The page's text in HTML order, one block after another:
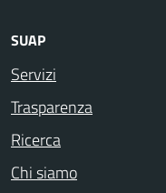
SUAP
Servizi
Trasparenza
Ricerca
Chi siamo